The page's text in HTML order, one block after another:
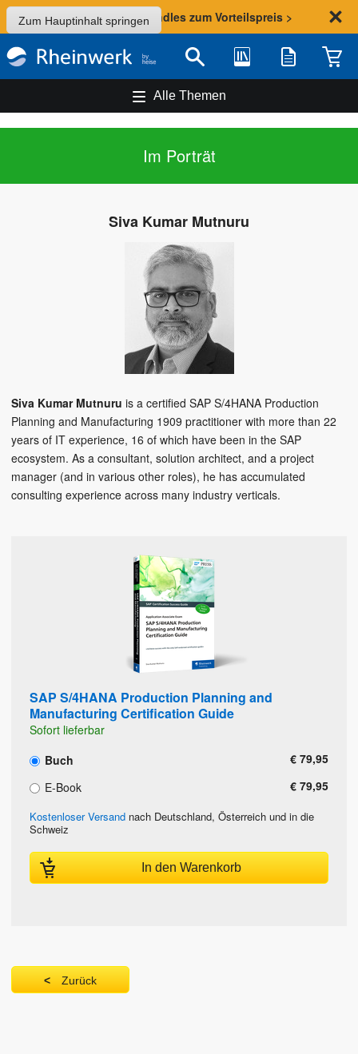
Zum Hauptinhalt springen
Sommer-Aktion: Bundles zum Vorteilspreis >
Suche Bibliothek Merkliste
Alle Themen
Im Porträt
Siva Kumar Mutnuru
Siva Kumar Mutnuru is a certified SAP S/4HANA Production
Planning and Manufacturing 1909 practitioner with more than 22
years of IT experience, 16 of which have been in the SAP
ecosystem. As a consultant, solution architect, and a project
manager (and in various other roles), he has accumulated
consulting experience across many industry verticals.
SAP S/4HANA Production Planning and
Manufacturing Certification Guide
Sofort lieferbar
Buch
€ 79,95
E-Book
€ 79,95
Kostenloser Versand nach Deutschland, Österreich und in die
Schweiz
In den Warenkorb
Zurück